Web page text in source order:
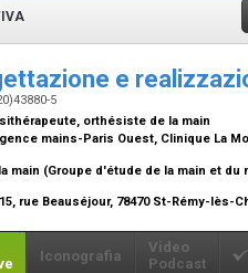
e
5
orthésiste de la main
mains-Paris Ouest, Clinique La
main (Groupe d'étude de la main et
rue Beauséjour, 78470 St-Rémy-lès-
Iconografia
Video
Podcast